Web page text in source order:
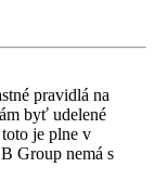
pravidlá na
byť udelené
je plne v
Group nemá s